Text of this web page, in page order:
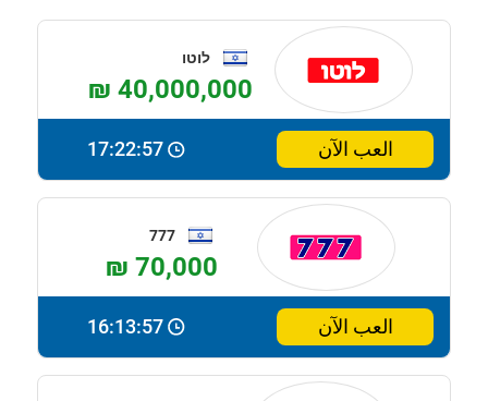
לוטו
₪ 40,000,000
العب الآن 17:22:56
777
₪ 70,000
العب الآن 16:13:56